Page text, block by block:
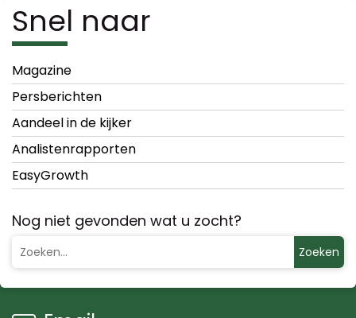
Snel naar
Magazine
Persberichten
Aandeel in de kijker
Analistenrapporten
EasyGrowth
Nog niet gevonden wat u zocht?
Zoeken